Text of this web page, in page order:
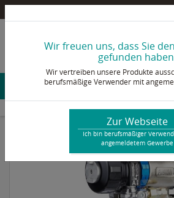
Konto &
Graco Fusion PC (ProConnect)
Wir freuen uns, dass Sie
gefunden
Wir vertreiben unsere Produkte
berufsmäßige Verwender mit
Zur Webseite
Ich bin berufsmäßiger
angemeldetem Gewerbe